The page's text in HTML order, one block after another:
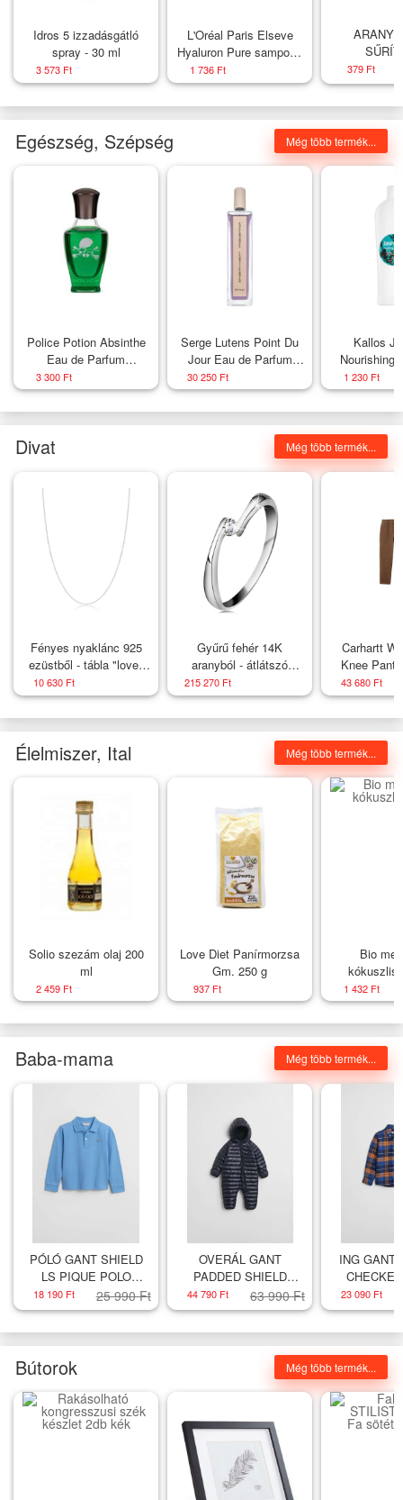
Idros 5 izzadásgátló
spray - 30 ml
3 573 Ft
L'Oréal Paris Elseve
Hyaluron Pure sampon -
400 ml
1 736 Ft 379 Ft
Egészség, Szépség Még több termék...
Police Potion Absinthe
Eau de Parfum
férfiaknak 30 ml
3 300 Ft
Serge Lutens Point Du
Jour Eau de Parfum
uniszex 100 ml
30 250 Ft
Kallos
Nourishing
erősítő
és sérült
1 230 Ft
Divat Még több termék...
Fényes nyaklánc 925
ezüstből - tábla "love"
felirattal, golyós lánc
10 630 Ft
Gyűrű fehér 14K
aranyból - átlátszó
gyémánt a szűkített
szárvégek között -
Nagyság_ 60
215 270 Ft
Carhartt
Knee Pant
43 680 Ft
Élelmiszer, Ital Még több termék...
Solio szezám olaj 200
ml
2 459 Ft
Love Diet Panírmorzsa
Gm. 250 g
937 Ft
Bio
1 432 Ft
Baba-mama Még több termék...
PÓLÓ GANT SHIELD
LS PIQUE POLO
DREAM BLUE
18 190 Ft 25 990 Ft
OVERÁL GANT
PADDED SHIELD
OVERALL EVENING
BLUE
44 790 Ft 63 990 Ft
ING GANT
ORANGE
23 090 Ft
Bútorok Még több termék...